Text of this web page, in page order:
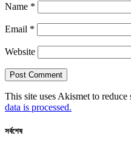
Name *
Email *
Website
This site uses Akismet to reduce
data is processed.
সর্বশেষ